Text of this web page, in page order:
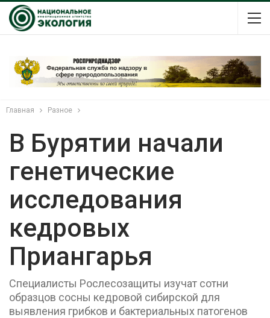
Главная Разное
В Бурятии начали
генетические
исследования
кедровых
Приангарья
Специалисты Рослесозащиты изучат сотни
образцов сосны кедровой сибирской для
выявления грибков и бактериальных патогенов